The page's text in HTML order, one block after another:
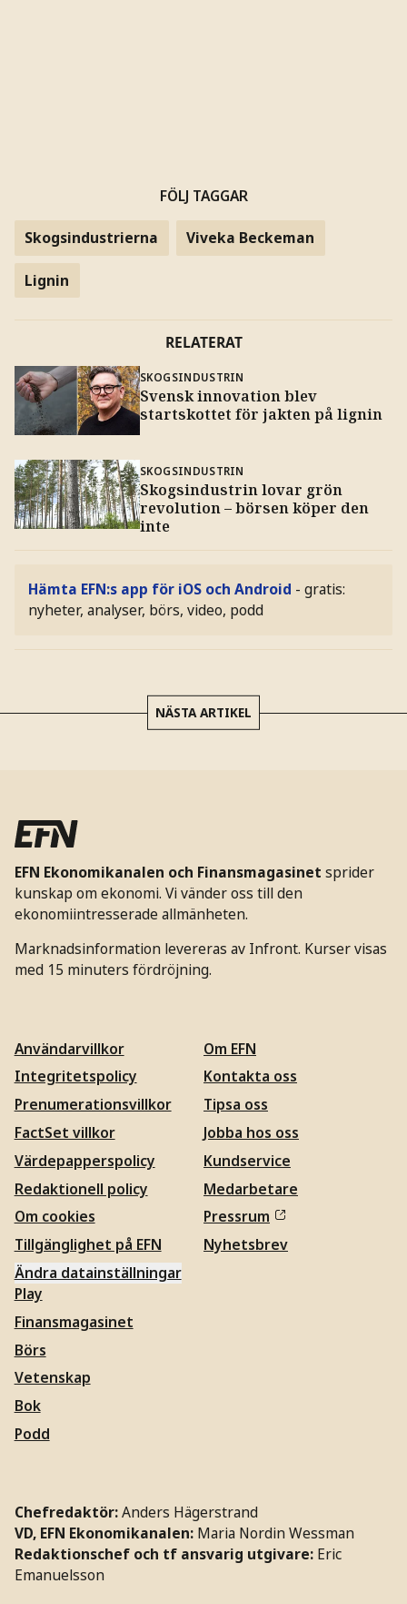
FÖLJ TAGGAR
Skogsindustrierna Viveka Beckeman
Lignin
RELATERAT
SKOGSINDUSTRIN
Svensk innovation blev
startskottet för jakten på lignin
SKOGSINDUSTRIN
Skogsindustrin lovar grön
revolution – börsen köper den
inte
Hämta EFN:s app för iOS och Android - gratis:
nyheter, analyser, börs, video, podd
NÄSTA ARTIKEL
EFN Ekonomikanalen och Finansmagasinet sprider
kunskap om ekonomi. Vi vänder oss till den
ekonomiintresserade allmänheten.
Marknadsinformation levereras av Infront. Kurser visas
med 15 minuters fördröjning.
Användarvillkor
Integritetspolicy
Prenumerationsvillkor
FactSet villkor
Värdepapperspolicy
Redaktionell policy
Om cookies
Tillgänglighet på EFN
Ändra datainställningar
Om EFN
Kontakta oss
Tipsa oss
Jobba hos oss
Kundservice
Medarbetare
Pressrum
Nyhetsbrev
Play
Finansmagasinet
Börs
Vetenskap
Bok
Podd
Chefredaktör:Anders Hägerstrand
VD, EFN Ekonomikanalen: Maria Nordin Wessman
Redaktionschef och tf ansvarig utgivare: Eric
Emanuelsson